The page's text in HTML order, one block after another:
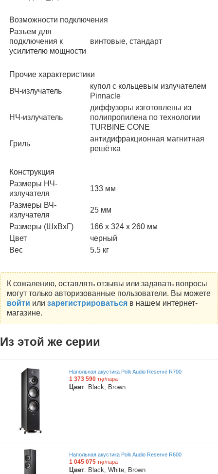
Возможности подключения
Разъем для
подключения к
усилителю мощности
винтовые, стандарт
Прочие характеристики
ВЧ-излучатель
купол с кольцевым излучателем
Pinnacle
НЧ-излучатель
диффузоры изготовлены из
полипропилена по технологии
TURBINE CONE
Гриль
антидифракционная магнитная
решётка
Конструкция
Размеры НЧ-
излучателя
133 мм
Размеры ВЧ-
излучателя
25 мм
Размеры (ШхВхГ)
166 x 324 x 260 мм
Цвет
черный
Вес
5.5 кг
К сожалению, оставлять отзывы или задавать вопросы
могут только авторизованные пользователи. Вы можете
войти или зарегистрироватьсяв нашем интернет-
магазине.
Из этой же серии
Напольная акустика Polk Audio Reserve R700
1 373 590 тңг/пара
Цвет: Black, Brown
Напольная акустика Polk Audio Reserve R600
1 045 075 тңг/пара
Цвет: Black, White, Brown